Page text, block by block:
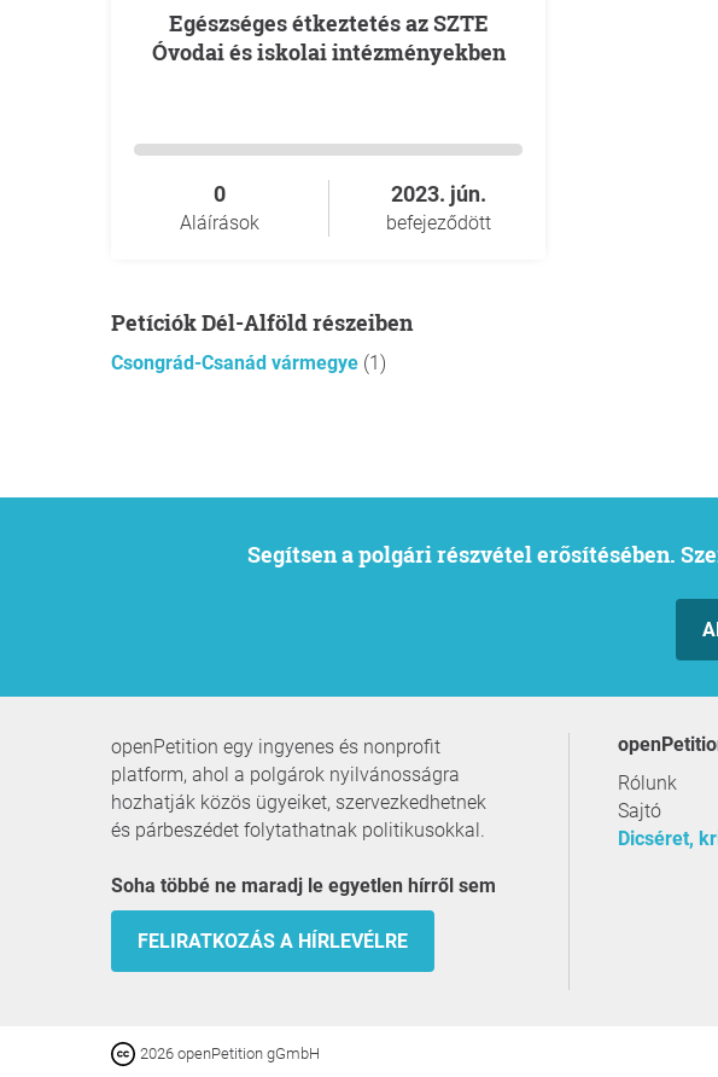
Egészséges étkeztetés az SZTE
Óvodai és iskolai intézményekben
0
Aláírások
2023. jún.
befejeződött
Petíciók Dél-Alföld részeiben
Csongrád-Csanád vármegye (1)
Segítsen a polgári részvétel erősítésében.
openPetition egy ingyenes és nonprofit
platform, ahol a polgárok nyilvánosságra
hozhatják közös ügyeiket, szervezkedhetnek
és párbeszédet folytathatnak politikusokkal.
Soha többé ne maradj le egyetlen hírről sem
FELIRATKOZÁS A HÍRLEVÉLRE
Rólunk
Sajtó
Dicséret,
2026 openPetition gGmbH